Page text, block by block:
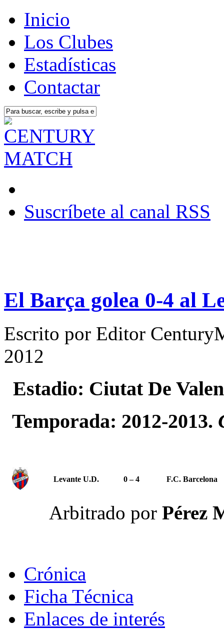
Inicio
Los Clubes
Estadísticas
Contactar
Suscríbete al canal RSS
El Barça golea 0-4 al
Escrito por Editor
2012
Estadio: Ciutat De
Temporada: 2012-2013.
Levante U.D. 0 – 4 F.C. Barcelona
Arbitrado por Pérez
Crónica
Ficha Técnica
Enlaces de interés